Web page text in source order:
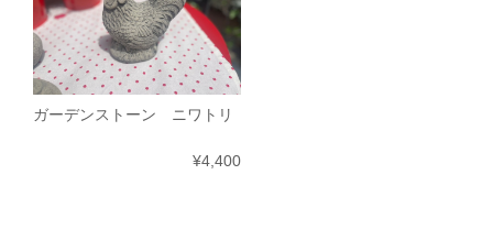
ガーデンストーン ニワトリ
¥4,400